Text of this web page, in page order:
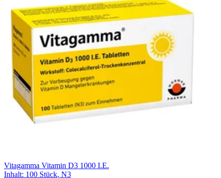
Vitagamma Vitamin D3 1000 I.E.
Inhalt: 100 Stück, N3